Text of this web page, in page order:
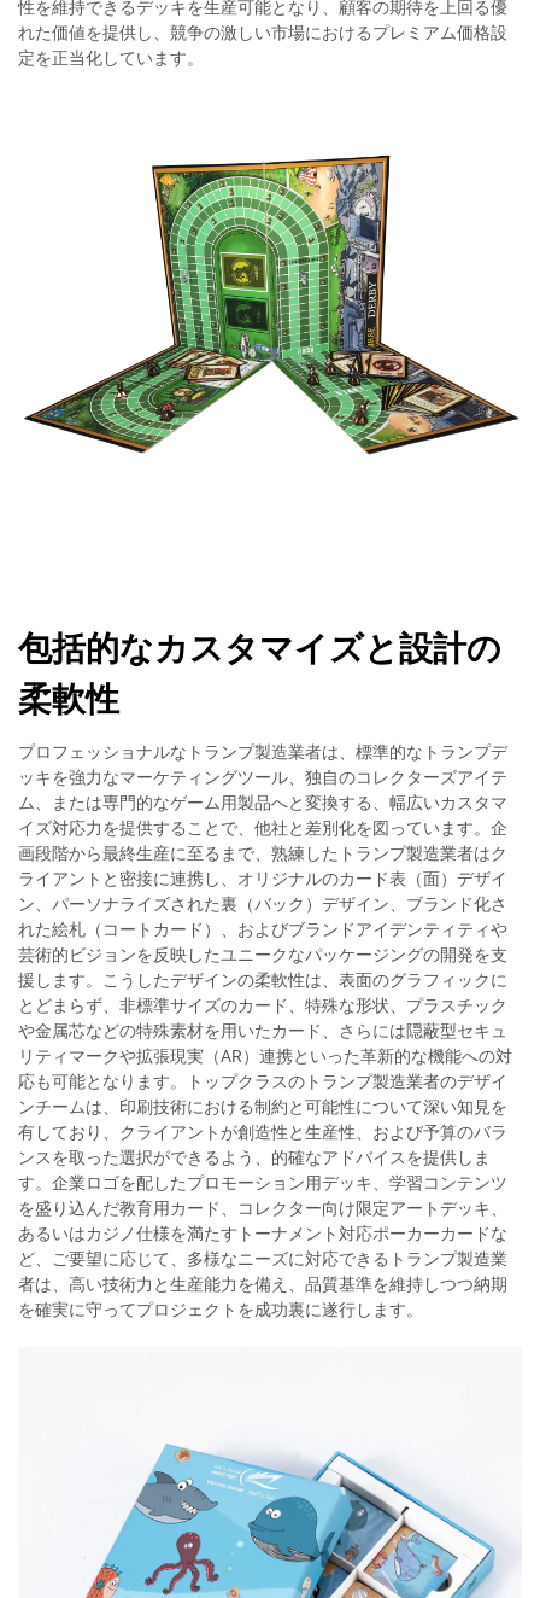
性を維持できるデッキを生産可能となり、顧客の期待を上回る優
れた価値を提供し、競争の激しい市場におけるプレミアム価格設
定を正当化しています。
包括的なカスタマイズと設計の
柔軟性
プロフェッショナルなトランプ製造業者は、標準的なトランプデ
ッキを強力なマーケティングツール、独自のコレクターズアイテ
ム、または専門的なゲーム用製品へと変換する、幅広いカスタマ
イズ対応力を提供することで、他社と差別化を図っています。企
画段階から最終生産に至るまで、熟練したトランプ製造業者はク
ライアントと密接に連携し、オリジナルのカード表（面）デザイ
ン、パーソナライズされた裏（バック）デザイン、ブランド化さ
れた絵札（コートカード）、およびブランドアイデンティティや
芸術的ビジョンを反映したユニークなパッケージングの開発を支
援します。こうしたデザインの柔軟性は、表面のグラフィックに
とどまらず、非標準サイズのカード、特殊な形状、プラスチック
や金属芯などの特殊素材を用いたカード、さらには隠蔽型セキュ
リティマークや拡張現実（AR）連携といった革新的な機能への対
応も可能となります。トップクラスのトランプ製造業者のデザイ
ンチームは、印刷技術における制約と可能性について深い知見を
有しており、クライアントが創造性と生産性、および予算のバラ
ンスを取った選択ができるよう、的確なアドバイスを提供しま
す。企業ロゴを配したプロモーション用デッキ、学習コンテンツ
を盛り込んだ教育用カード、コレクター向け限定アートデッキ、
あるいはカジノ仕様を満たすトーナメント対応ポーカーカードな
ど、ご要望に応じて、多様なニーズに対応できるトランプ製造業
者は、高い技術力と生産能力を備え、品質基準を維持しつつ納期
を確実に守ってプロジェクトを成功裏に遂行します。